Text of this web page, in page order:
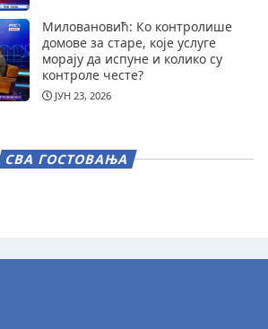
Миловановић: Ко контролише
домове за старе, које услуге
морају да испуне и колико су
контроле честе?
ЈУН 23, 2026
СВА ГОСТОВАЊА